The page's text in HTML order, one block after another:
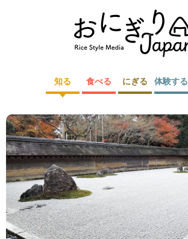
知る 食べる にぎる 体験する